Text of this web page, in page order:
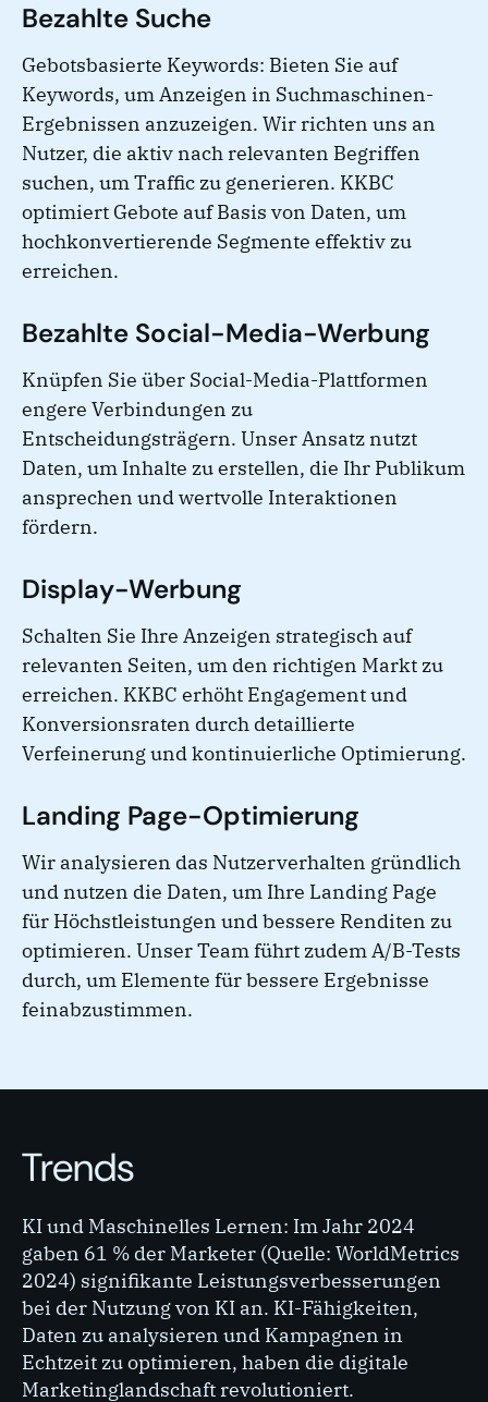
Bezahlte Suche
Gebotsbasierte Keywords: Bieten Sie auf
Keywords, um Anzeigen in Suchmaschinen-
Ergebnissen anzuzeigen. Wir richten uns an
Nutzer, die aktiv nach relevanten Begriffen
suchen, um Traffic zu generieren. KKBC
optimiert Gebote auf Basis von Daten, um
hochkonvertierende Segmente effektiv zu
erreichen.
Bezahlte Social-Media-Werbung
Knüpfen Sie über Social-Media-Plattformen
engere Verbindungen zu
Entscheidungsträgern. Unser Ansatz nutzt
Daten, um Inhalte zu erstellen, die Ihr Publikum
ansprechen und wertvolle Interaktionen
fördern.
Display-Werbung
Schalten Sie Ihre Anzeigen strategisch auf
relevanten Seiten, um den richtigen Markt zu
erreichen. KKBC erhöht Engagement und
Konversionsraten durch detaillierte
Verfeinerung und kontinuierliche Optimierung.
Landing Page-Optimierung
Wir analysieren das Nutzerverhalten gründlich
und nutzen die Daten, um Ihre Landing Page
für Höchstleistungen und bessere Renditen zu
optimieren. Unser Team führt zudem A/B-Tests
durch, um Elemente für bessere Ergebnisse
feinabzustimmen.
Trends
KI und Maschinelles Lernen: Im Jahr 2024
gaben 61 % der Marketer (Quelle: WorldMetrics
2024) signifikante Leistungsverbesserungen
bei der Nutzung von KI an. KI-Fähigkeiten,
Daten zu analysieren und Kampagnen in
Echtzeit zu optimieren, haben die digitale
Marketinglandschaft revolutioniert.